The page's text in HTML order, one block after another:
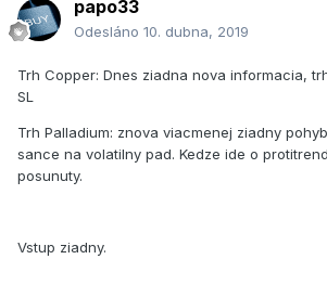
papo33
Odesláno 10. dubna, 2019
Trh Copper: Dnes ziadna nova informacia,
SL
Trh Palladium: znova viacmenej ziadny
sance na volatilny pad. Kedze ide o
posunuty.
Vstup ziadny.